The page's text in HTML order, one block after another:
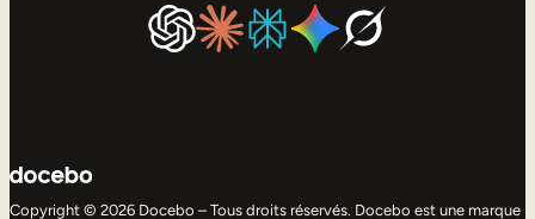
Copyright © 2026 Docebo – Tous droits réservés. Docebo est une marque